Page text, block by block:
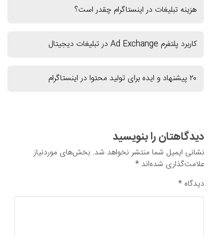
هزینه تبلیغات در اینستاگرام چقدر است؟
کاربرد پلتفرم Ad Exchange در تبلیغات دیجیتال
۲۰ پیشنهاد و ایده برای تولید محتوا در اینستاگرام
دیدگاهتان را بنویسید
نشانی ایمیل شما منتشر نخواهد شد. بخش‌های موردنیاز
علامت‌گذاری شده‌اند *
دیدگاه *